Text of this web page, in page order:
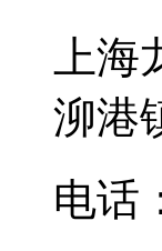
上
泖港
电话